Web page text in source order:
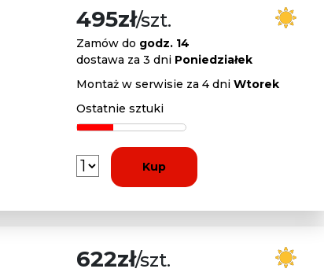
495zł/szt.
Zamów do godz. 14
dostawa za 3 dni Poniedziałek
Montaż w serwisie za 4 dni Wtorek
Ostatnie sztuki
Kup
622zł/szt.